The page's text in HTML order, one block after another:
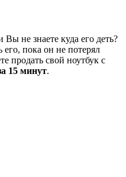
не знаете куда его деть?
пока он не потерял
продать свой ноутбук с
15 минут.